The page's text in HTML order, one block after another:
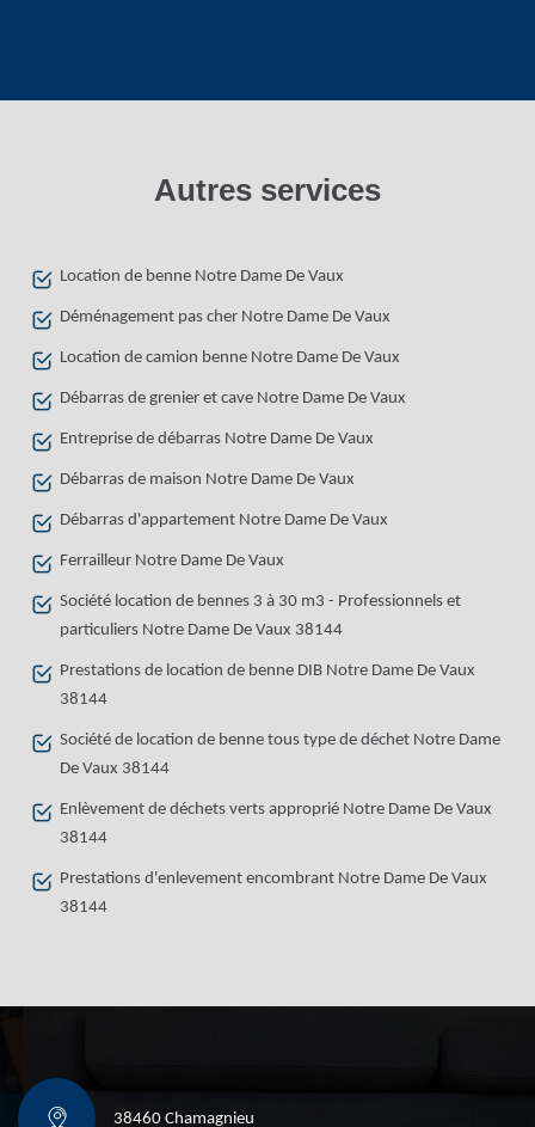
Autres services
Location de benne Notre Dame De Vaux
Déménagement pas cher Notre Dame De Vaux
Location de camion benne Notre Dame De Vaux
Débarras de grenier et cave Notre Dame De Vaux
Entreprise de débarras Notre Dame De Vaux
Débarras de maison Notre Dame De Vaux
Débarras d'appartement Notre Dame De Vaux
Ferrailleur Notre Dame De Vaux
Société location de bennes 3 à 30 m3 - Professionnels et
particuliers Notre Dame De Vaux 38144
Prestations de location de benne DIB Notre Dame De Vaux
38144
Société de location de benne tous type de déchet Notre Dame
De Vaux 38144
Enlèvement de déchets verts approprié Notre Dame De Vaux
38144
Prestations d'enlevement encombrant Notre Dame De Vaux
38144
38460 Chamagnieu